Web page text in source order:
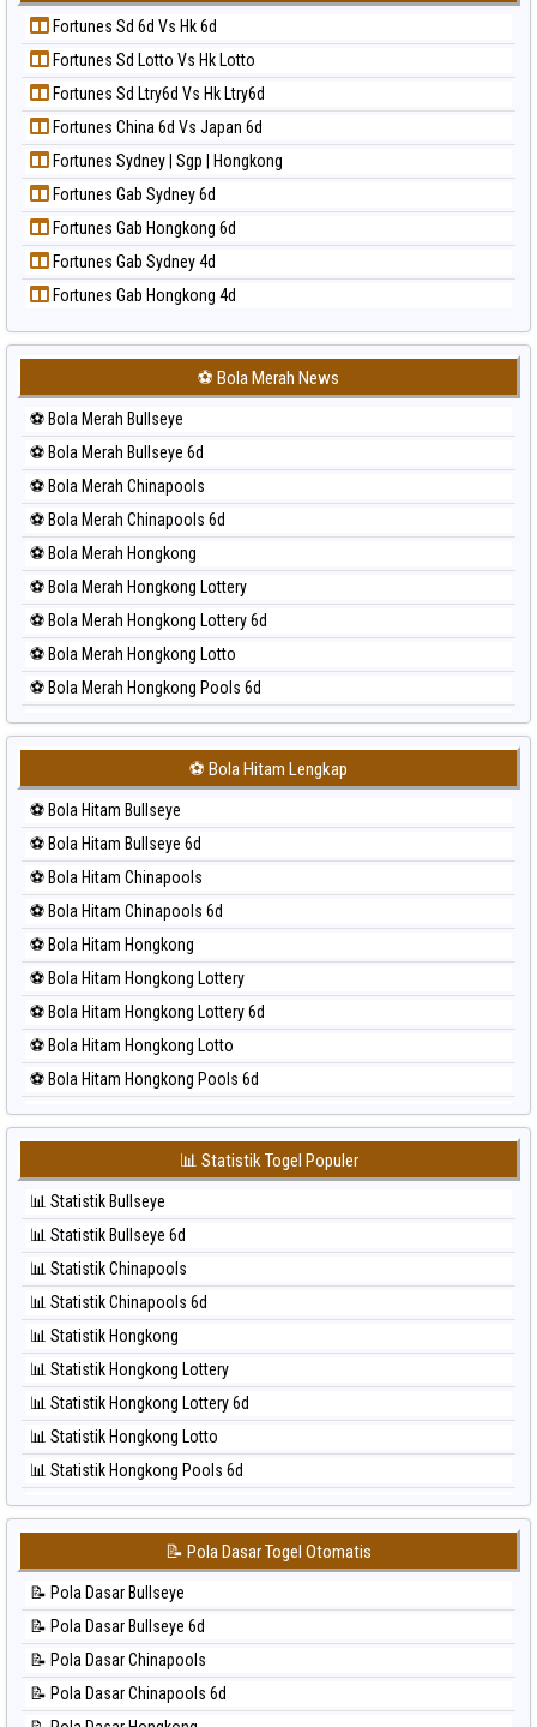
Paito Harian Sydney Lottery 6d
Paito Harian Sydney Lotto
Paito Harian Sydney Pools 6d
Paito Harian Taipei
Paito Harian Taiwan
Prediksi Korea
Prediksi Kuda Lari
Prediksi Magnum Cambodia
Prediksi Nagoya
Prediksi North Carolina Day
Prediksi Pcso
Prediksi Sao Paulo
Prediksi Singapore
Prediksi Sydney
Prediksi Sydney Lottery
Prediksi Sydney Lottery 6d
Prediksi Sydney Pools 6d
Prediksi Taipei
Prediksi Taiwan
Fortunes Sd 6d Vs Hk 6d
Fortunes Sd Lotto Vs Hk Lotto
Fortunes Sd Ltry6d Vs Hk Ltry6d
Fortunes China 6d Vs Japan 6d
Fortunes Sydney | Sgp | Hongkong
Fortunes Gab Sydney 6d
Fortunes Gab Hongkong 6d
Fortunes Gab Sydney 4d
Fortunes Gab Hongkong 4d
⚽ Bola Merah News
⚽ Bola Merah Bullseye
⚽ Bola Merah Bullseye 6d
⚽ Bola Merah Chinapools
⚽ Bola Merah Chinapools 6d
⚽ Bola Merah Hongkong
⚽ Bola Merah Hongkong Lottery
⚽ Bola Merah Hongkong Lottery 6d
⚽ Bola Merah Hongkong Lotto
⚽ Bola Merah Hongkong Pools 6d
⚽ Bola Merah Japan
⚽ Bola Merah Japan 6d
⚽ Bola Merah Korea
⚽ Bola Merah Kuda Lari
⚽ Bola Merah Magnum Cambodia
⚽ Bola Merah Nagoya
⚽ Bola Merah North Carolina Day
⚽ Bola Merah Pcso
⚽ Bola Merah Sao Paulo
⚽ Bola Merah Singapore
⚽ Bola Merah Sydney
⚽ Bola Merah Sydney Lottery
⚽ Bola Merah Sydney Lottery 6d
⚽ Bola Merah Sydney Lotto
⚽ Bola Merah Sydney Pools 6d
⚽ Bola Merah Taipei
⚽ Bola Merah Taiwan
⚽ Bola Hitam Lengkap
⚽ Bola Hitam Bullseye
⚽ Bola Hitam Bullseye 6d
⚽ Bola Hitam Chinapools
⚽ Bola Hitam Chinapools 6d
⚽ Bola Hitam Hongkong
⚽ Bola Hitam Hongkong Lottery
⚽ Bola Hitam Hongkong Lottery 6d
⚽ Bola Hitam Hongkong Lotto
⚽ Bola Hitam Hongkong Pools 6d
⚽ Bola Hitam Japan
⚽ Bola Hitam Japan 6d
⚽ Bola Hitam Korea
⚽ Bola Hitam Kuda Lari
⚽ Bola Hitam Magnum Cambodia
⚽ Bola Hitam Nagoya
⚽ Bola Hitam North Carolina Day
⚽ Bola Hitam Pcso
⚽ Bola Hitam Sao Paulo
⚽ Bola Hitam Singapore
⚽ Bola Hitam Sydney
⚽ Bola Hitam Sydney Lottery
⚽ Bola Hitam Sydney Lottery 6d
⚽ Bola Hitam Sydney Lotto
⚽ Bola Hitam Sydney Pools 6d
⚽ Bola Hitam Taipei
⚽ Bola Hitam Taiwan
📊 Statistik Togel Populer
📊 Statistik Bullseye
📊 Statistik Bullseye 6d
📊 Statistik Chinapools
📊 Statistik Chinapools 6d
📊 Statistik Hongkong
📊 Statistik Hongkong Lottery
📊 Statistik Hongkong Lottery 6d
📊 Statistik Hongkong Lotto
📊 Statistik Hongkong Pools 6d
📊 Statistik Japan
📊 Statistik Japan 6d
📊 Statistik Korea
📊 Statistik Kuda Lari
📊 Statistik Magnum Cambodia
📊 Statistik Nagoya
📊 Statistik New York Midday
📝 Pola Dasar Togel Otomatis
📝 Pola Dasar Bullseye
📝 Pola Dasar Bullseye 6d
📝 Pola Dasar Chinapools
📝 Pola Dasar Chinapools 6d